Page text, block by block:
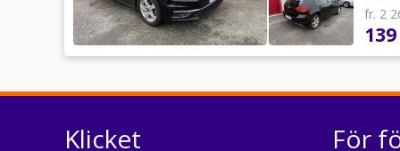
fr. 2
Klicket För